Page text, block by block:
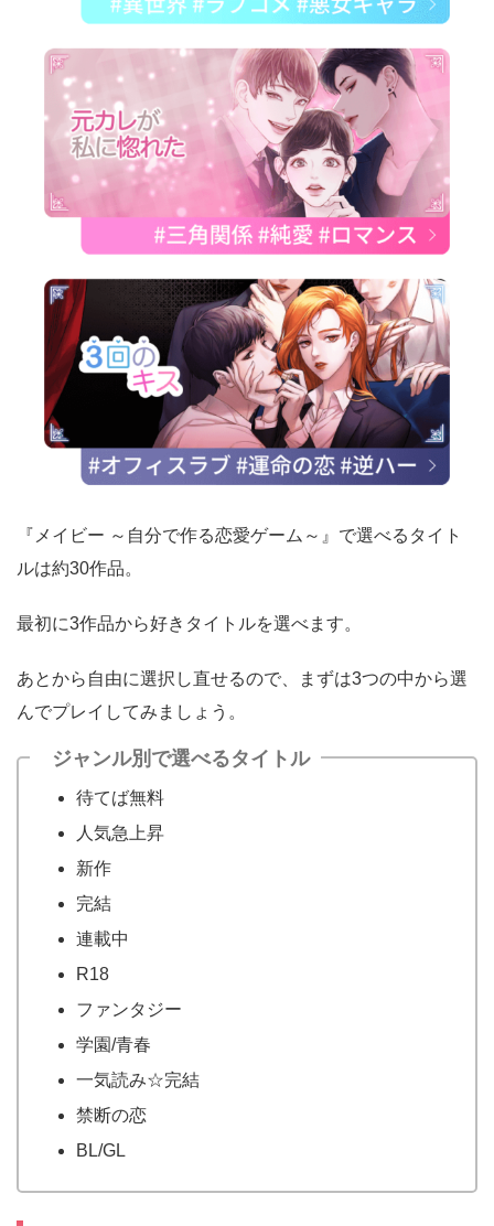
『メイビー ～自分で作る恋愛ゲーム～』で選べるタイト
ルは約30作品。
最初に3作品から好きタイトルを選べます。
あとから自由に選択し直せるので、まずは3つの中から選
んでプレイしてみましょう。
ジャンル別で選べるタイトル
待てば無料
人気急上昇
新作
完結
連載中
R18
ファンタジー
学園/青春
一気読み☆完結
禁断の恋
BL/GL